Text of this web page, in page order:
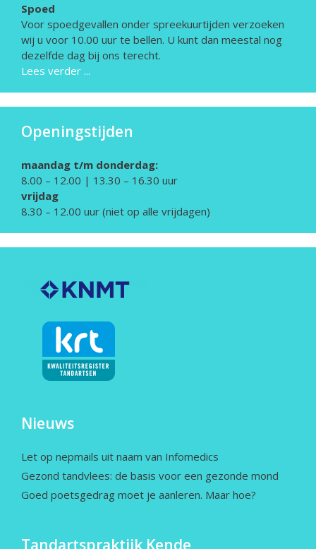
Spoed
Voor spoedgevallen onder spreekuurtijden verzoeken
wij u voor 10.00 uur te bellen. U kunt dan meestal nog
dezelfde dag bij ons terecht.
Lees verder ...
Openingstijden
maandag t/m donderdag:
8.00 – 12.00 | 13.30 – 16.30 uur
vrijdag
8.30 – 12.00 uur (niet op alle vrijdagen)
Nieuws
Let op nepmails uit naam van Infomedics
Gezond tandvlees: de basis voor een gezonde mond
Goed poetsgedrag moet je aanleren. Maar hoe?
Tandartspraktijk Kende